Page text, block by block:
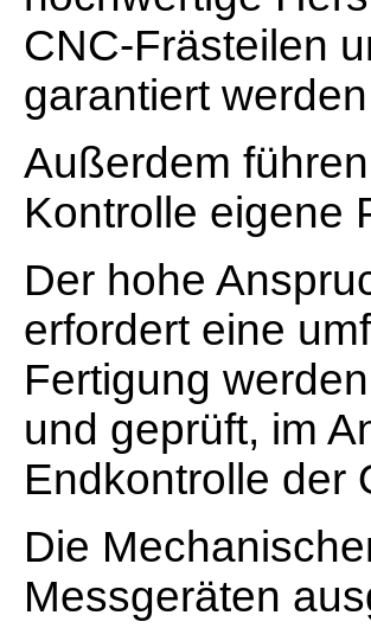
CNC-Frästeilen
garantiert
Außerdem
Kontrolle eigene
Der hohe
erfordert eine
Fertigung
und geprüft, im
Endkontrolle der
Die
Messgeräten